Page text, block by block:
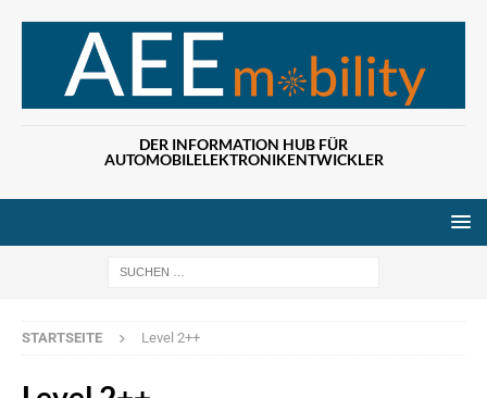
DER INFORMATION HUB FÜR
AUTOMOBILELEKTRONIKENTWICKLER
STARTSEITE Level 2++